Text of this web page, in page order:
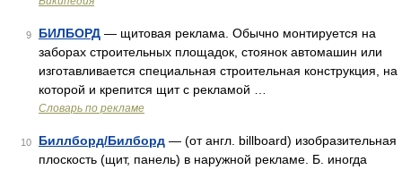
9 БИЛБОРД — щитовая реклама. Обычно монтируется на
заборах строительных площадок, стоянок автомашин или
изготавливается специальная строительная конструкция, на
которой и крепится щит с рекламой …
Словарь по рекламе
10 Биллборд/Билборд — (от англ. billboard) изобразительная
плоскость (щит, панель) в наружной рекламе. Б. иногда